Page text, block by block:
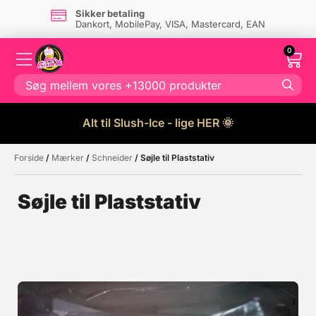
Sikker betaling
Dankort, MobilePay, VISA, Mastercard, EAN
0
Alt til Slush-Ice - lige HER 🌞
Måske kunne nogle af disse
☓
Forside / Mærker / Schneider / Søjle til Plaststativ
Søjle til Plaststativ